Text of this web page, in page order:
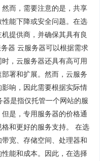
而，需要注意的是，共享
能下降或安全问题。在选
提供商，并确保其具有良
器 云服务器可以根据需求
，云服务器还具有高可用
署和扩展。然而，云服务
响，因此需要根据实际情
是指仅托管一个网站的服
是，专用服务器的价格通
和更好的服务支持。 在选
宽、存储空间、处理器和
能和成本。因此，在选择